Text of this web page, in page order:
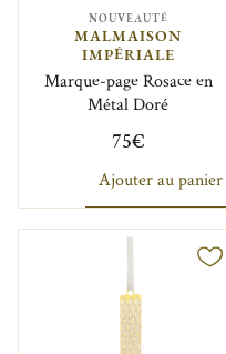
NOUVEAUTÉ
MALMAISON
IMPÉRIALE
Marque-page Rosace en
Métal Doré
75€
Ajouter au panier